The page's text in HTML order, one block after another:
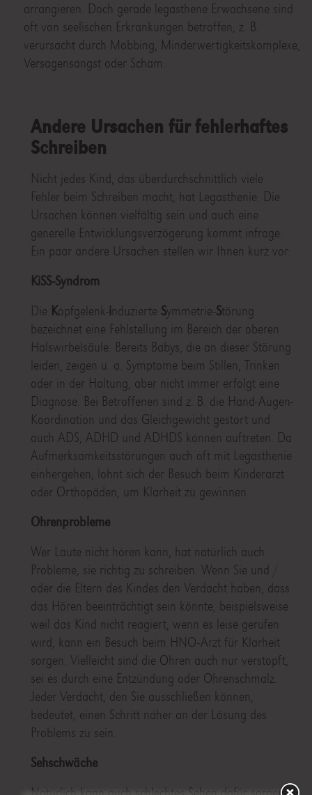
arrangieren. Doch gerade legasthene Erwachsene sind
oft von seelischen Erkrankungen betroffen, z. B.
verursacht durch Mobbing, Minderwertigkeitskomplexe,
Versagensangst oder Scham.
Andere Ursachen für fehlerhaftes
Schreiben
Nicht jedes Kind, das überdurchschnittlich viele
Fehler beim Schreiben macht, hat Legasthenie. Die
Ursachen können vielfältig sein und auch eine
generelle Entwicklungsverzögerung kommt infrage.
Ein paar andere Ursachen stellen wir Ihnen kurz vor:
KiSS-Syndrom
Die Kopfgelenk-induzierte Symmetrie-Störung
bezeichnet eine Fehlstellung im Bereich der oberen
Halswirbelsäule. Bereits Babys, die an dieser Störung
leiden, zeigen u. a. Symptome beim Stillen, Trinken
oder in der Haltung, aber nicht immer erfolgt eine
Diagnose. Bei Betroffenen sind z. B. die Hand-Augen-
Koordination und das Gleichgewicht gestört und
auch ADS, ADHD und ADHDS können auftreten. Da
Aufmerksamkeitsstörungen auch oft mit Legasthenie
einhergehen, lohnt sich der Besuch beim Kinderarzt
oder Orthopäden, um Klarheit zu gewinnen.
Ohrenprobleme
Wer Laute nicht hören kann, hat natürlich auch
Probleme, sie richtig zu schreiben. Wenn Sie und /
oder die Eltern des Kindes den Verdacht haben, dass
das Hören beeinträchtigt sein könnte, beispielsweise
weil das Kind nicht reagiert, wenn es leise gerufen
wird, kann ein Besuch beim HNO-Arzt für Klarheit
sorgen. Vielleicht sind die Ohren auch nur verstopft,
sei es durch eine Entzündung oder Ohrenschmalz.
Jeder Verdacht, den Sie ausschließen können,
bedeutet, einen Schritt näher an der Lösung des
Problems zu sein.
Sehschwäche